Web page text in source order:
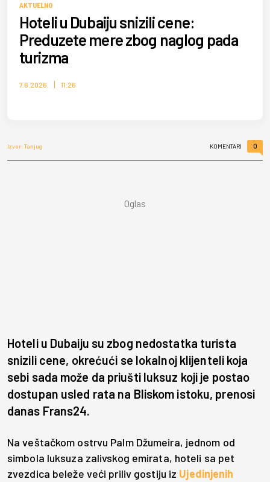
AKTUELNO
Hoteli u Dubaiju snizili cene:
Preduzete mere zbog naglog pada
turizma
7.6.2026. 11:26
Izvor: Tanjug KOMENTARI 0
Hoteli u Dubaiju su zbog nedostatka turista
snizili cene, okrećući se lokalnoj klijenteli koja
sebi sada može da priušti luksuz koji je postao
dostupan usled rata na Bliskom istoku, prenosi
danas Frans24.
Na veštačkom ostrvu Palm Džumeira, jednom od
simbola luksuza zalivskog emirata, hoteli sa pet
zvezdica beleže veći priliv gostiju iz Ujedinjenih